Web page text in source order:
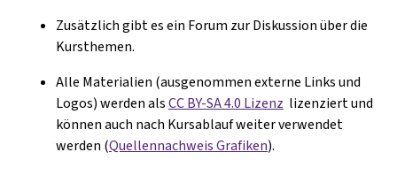
Zusätzlich gibt es ein Forum zur Diskussion über die
Kursthemen.
Alle Materialien (ausgenommen externe Links und
Logos) werden alsCC BY-SA 4.0 Lizenz lizenziert und
können auch nach Kursablauf weiter verwendet
werden (Quellennachweis Grafiken).